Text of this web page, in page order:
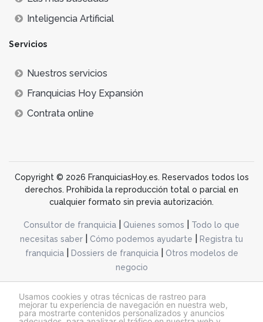
Usamos cookies y otras técnicas de rastreo para
mejorar tu experiencia de navegación en nuestra web,
para mostrarte contenidos personalizados y anuncios
Inteligencia Artificial
Servicios
Nuestros servicios
Franquicias Hoy Expansión
Contrata online
Copyright © 2026 FranquiciasHoy.es. Reservados todos los
derechos. Prohibida la reproducción total o parcial en
cualquier formato sin previa autorización.
Consultor de franquicia Quienes somos
Todo lo que
necesitas saber
Cómo podemos ayudarte
Registra tu
franquicia| Dossiers de franquicia|
Otros modelos de
negocio